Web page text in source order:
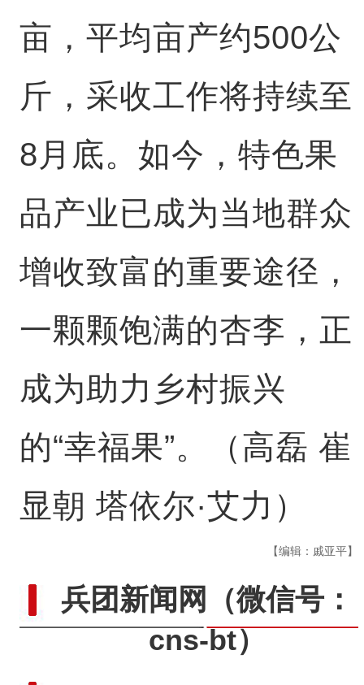
亩，平均亩产约500公
斤，采收工作将持续至
8月底。如今，特色果
品产业已成为当地群众
增收致富的重要途径，
一颗颗饱满的杏李，正
成为助力乡村振兴
的“幸福果”。（高磊 崔
显朝 塔依尔·艾力）
【编辑：戚亚平】
兵团新闻网
（微信号：
cns-bt）